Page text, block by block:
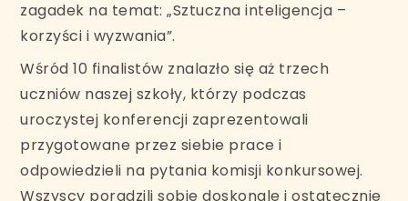
zagadek na temat: „Sztuczna inteligencja –
korzyści i wyzwania”.
Wśród 10 finalistów znalazło się aż trzech
uczniów naszej szkoły, którzy podczas
uroczystej konferencji zaprezentowali
przygotowane przez siebie prace i
odpowiedzieli na pytania komisji konkursowej.
Wszyscy poradzili sobie doskonale i ostatecznie